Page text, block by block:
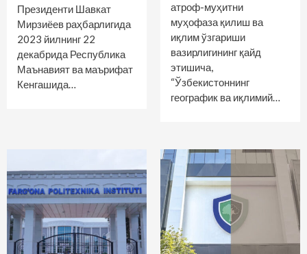
Президенти Шавкат
Мирзиёев раҳбарлигида
2023 йилнинг 22
декабрида Республика
Маънавият ва маърифат
Кенгашида…
атроф-муҳитни
муҳофаза қилиш ва
иқлим ўзгариши
вазирлигининг қайд
этишича,
“Ўзбекистоннинг
географик ва иқлимий…